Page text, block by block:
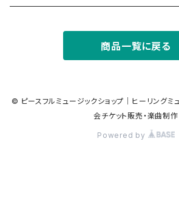
瞑想したい時に
デジタル楽譜（ PDF）
商品一覧に戻る
© ピースフルミュージックショップ｜ヒーリングミ
会チケット販売・楽曲制作
Powered by